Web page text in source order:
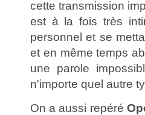
cette transmission
est à la fois très
personnel et se
et en même temps
une parole
n'importe quel autre
On a aussi repéré